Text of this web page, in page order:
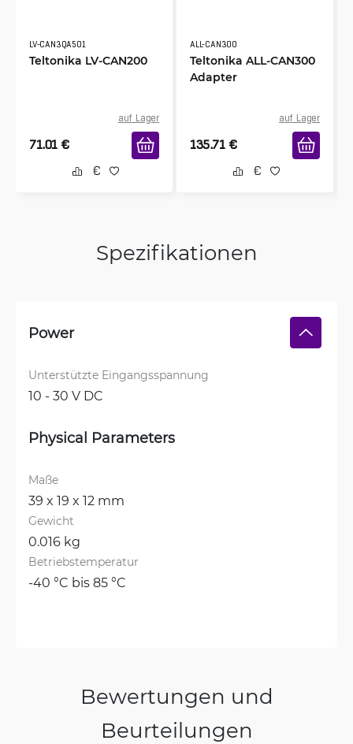
LV-CAN3QA501
Teltonika LV-CAN200
auf Lager
71.01 €
ALL-CAN300
Teltonika ALL-CAN300
Adapter
auf Lager
135.71 €
Spezifikationen
Power
Unterstützte Eingangsspannung
10 - 30 V DC
Physical Parameters
Maße
39 x 19 x 12 mm
Gewicht
0.016 kg
Betriebstemperatur
-40 °C bis 85 °C
Bewertungen und
Beurteilungen